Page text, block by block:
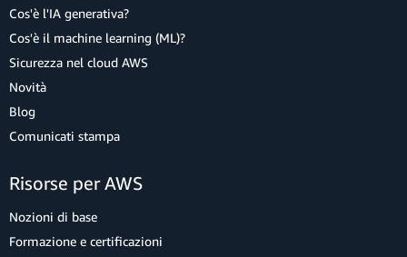
Cos'è l'IA generativa?
Cos'è il machine learning (ML)?
Sicurezza nel cloud AWS
Novità
Blog
Comunicati stampa
Risorse per AWS
Nozioni di base
Formazione e certificazioni